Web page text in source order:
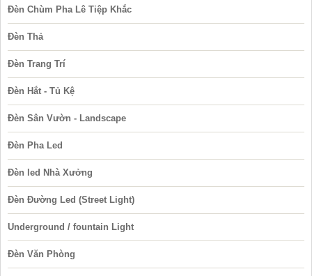
Đèn Chùm Pha Lê Tiệp Khắc
Đèn Thả
Đèn Trang Trí
Đèn Hắt - Tủ Kệ
Đèn Sân Vườn - Landscape
Đèn Pha Led
Đèn led Nhà Xưởng
Đèn Đường Led (Street Light)
Underground / fountain Light
Đèn Văn Phòng